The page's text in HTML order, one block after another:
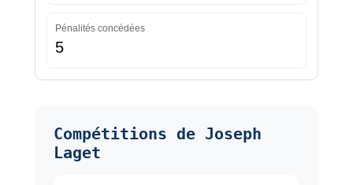
Pénalités concédées
5
Compétitions de Joseph
Laget